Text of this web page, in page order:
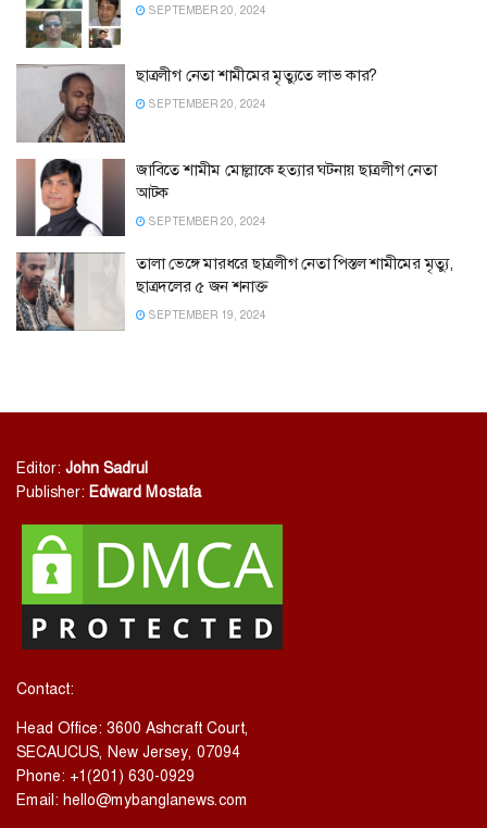
SEPTEMBER 20, 2024
ছাত্রলীগ নেতা শামীমের মৃত্যুতে লাভ কার?
SEPTEMBER 20, 2024
জাবিতে শামীম মোল্লাকে হত্যার ঘটনায় ছাত্রলীগ নেতা
আটক
SEPTEMBER 20, 2024
তালা ভেঙ্গে মারধরে ছাত্রলীগ নেতা পিস্তল শামীমের মৃত্যু,
ছাত্রদলের ৫ জন শনাক্ত
SEPTEMBER 19, 2024
Editor: John Sadrul
Publisher: Edward Mostafa
Contact:
Head Office: 3600 Ashcraft Court,
SECAUCUS, New Jersey, 07094
Phone: +1(201) 630-0929
Email: hello@mybanglanews.com